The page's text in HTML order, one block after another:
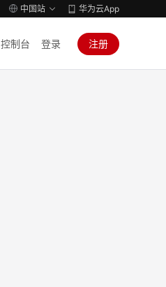
中国站 华为云App
控制台 登录 注册